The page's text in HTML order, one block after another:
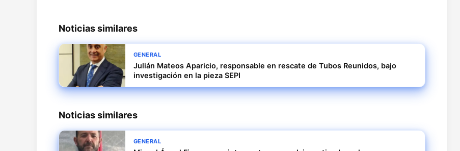
Noticias similares
GENERAL
Julián Mateos Aparicio, responsable en rescate de Tubos Reunidos, bajo
investigación en la pieza SEPI
Noticias similares
GENERAL